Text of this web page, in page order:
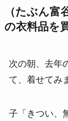
（たぶん富
の衣料品を
次の朝、去年
て、着せてみ
子「きつい、